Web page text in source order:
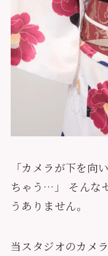
「カメラが下を向
ちゃう…」 そんな
うありません。
当スタジオのカメラ